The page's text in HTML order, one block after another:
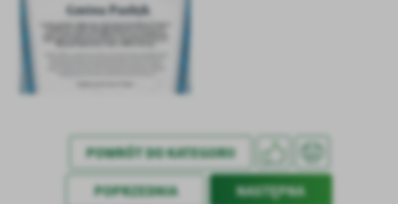
treści w postaci wiadomości, ofert, komunikatów mediów
POWRÓT DO KATEGORII
POPRZEDNIA NASTĘPNA